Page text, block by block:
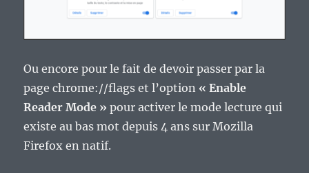
Ou encore pour le fait de devoir passer par la
page chrome://flags et l’option « Enable
Reader Mode » pour activer le mode lecture qui
existe au bas mot depuis 4 ans sur Mozilla
Firefox en natif.